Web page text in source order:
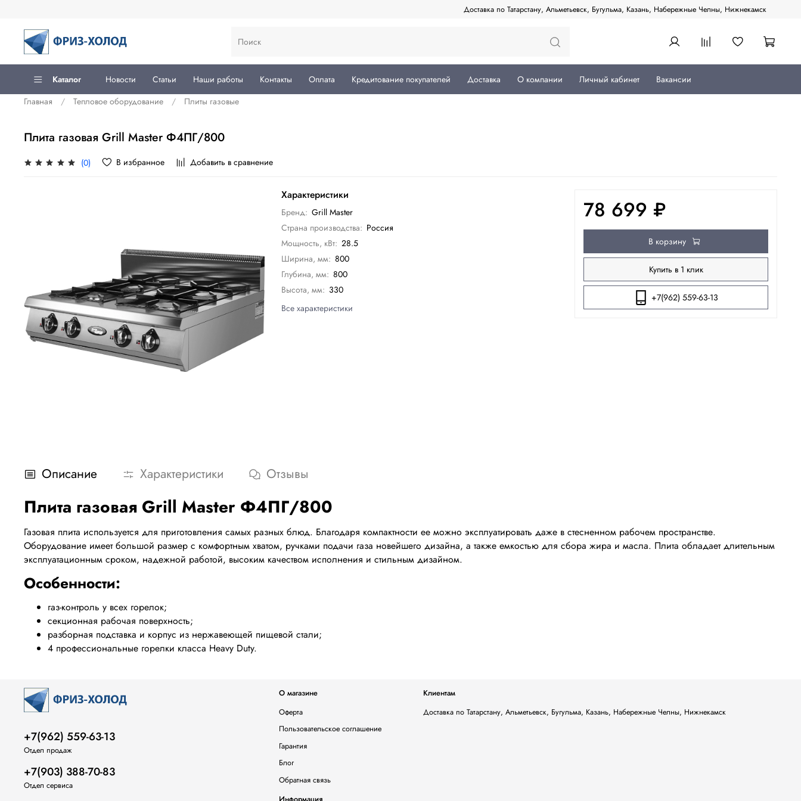
Доставка по Татарстану, Альметьевск, Бугульма, Казань, Набережные Челны, Нижнекамск
Каталог Новости Статьи Наши работы Контакты Оплата Кредитование покупателей Доставка О компании Личный кабинет
Вакансии
Главная
Тепловое оборудование Плиты газовые
Плита газовая Grill Master Ф4ПГ/800
(0) В избранное Добавить в сравнение
Характеристики
Бренд: Grill Master
Страна производства: Россия
Мощность, кВт: 28.5
Ширина, мм: 800
Глубина, мм: 800
Высота, мм: 330
Все характеристики
78 699 ₽
В корзину
Купить в 1 клик
+7(962) 559-63-13
Описание Характеристики Отзывы
Плита газовая Grill Master Ф4ПГ/800
Газовая плита используется для приготовления самых разных блюд. Благодаря компактности ее можно эксплуатировать даже в стесненном рабочем пространстве.
Оборудование имеет большой размер с комфортным хватом, ручками подачи газа новейшего дизайна, а также емкостью для сбора жира и масла. Плита обладает длительным
эксплуатационным сроком, надежной работой, высоким качеством исполнения и стильным дизайном.
Особенности:
газ-контроль у всех горелок;
секционная рабочая поверхность;
разборная подставка и корпус из нержавеющей пищевой стали;
4 профессиональные горелки класса Heavy Duty.
О магазине
Оферта
Пользовательское соглашение
Гарантия
Блог
Обратная связь
Клиентам
Доставка по Татарстану, Альметьевск, Бугульма, Казань, Набережные Челны, Нижнекамск
+7(962) 559-63-13
Отдел продаж
+7(903) 388-70-83
Отдел сервиса